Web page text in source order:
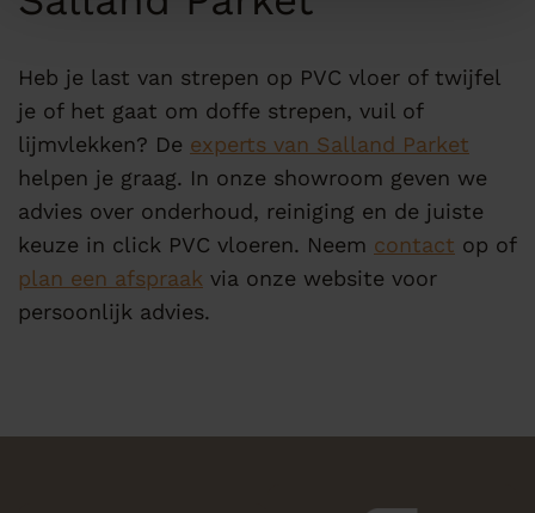
Heb je last van strepen op PVC vloer of twijfel
je of het gaat om doffe strepen, vuil of
lijmvlekken? De experts van Salland Parket
helpen je graag. In onze showroom geven we
advies over onderhoud, reiniging en de juiste
keuze in click PVC vloeren. Neem contact op of
plan een afspraak via onze website voor
persoonlijk advies.